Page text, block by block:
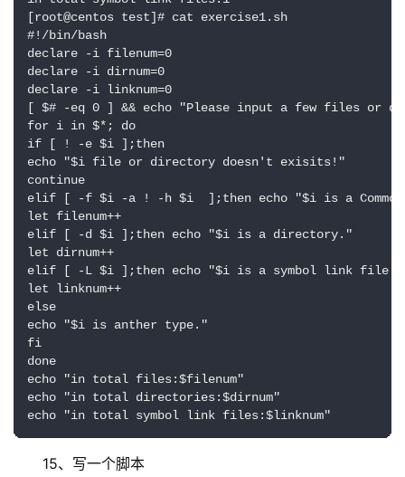
[root@centos test]# cat exercise1.sh
#!/bin/bash
declare -i filenum=0
declare -i dirnum=0
declare -i linknum=0
[ $# -eq 0 ] && echo "Please input a few files or
for i in $*; do
if [ ! -e $i ];then
echo "$i file or directory doesn't exisits!"
continue
elif [ -f $i -a ! -h $i  ];then echo "$i is a
let filenum++
elif [ -d $i ];then echo "$i is a directory."
let dirnum++
elif [ -L $i ];then echo "$i is a symbol link file."
let linknum++
else
echo "$i is anther type."
fi
done
echo "in total files:$filenum"
echo "in total directories:$dirnum"
echo "in total symbol link files:$linknum"
15、写一个脚本